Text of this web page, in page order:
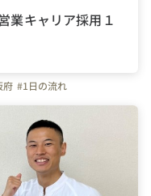
業キャリア採用１
府 #1日の流れ